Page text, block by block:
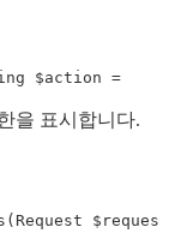
$action =
을 표시합니다.
( Request $request